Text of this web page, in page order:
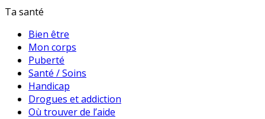
Ta santé
Bien être
Mon corps
Puberté
Santé / Soins
Handicap
Drogues et addiction
Où trouver de l’aide